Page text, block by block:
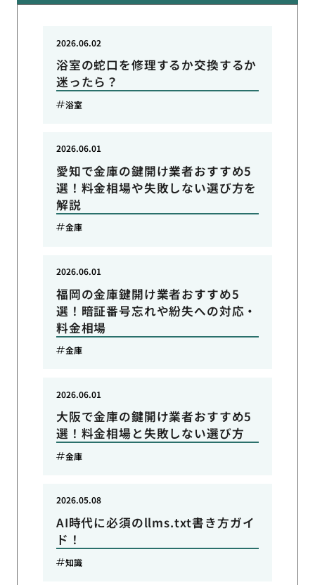
浴室の蛇口を修理するか交換するか
迷ったら？
2026.06.02
浴室
愛知で金庫の鍵開け業者おすすめ5
選！料金相場や失敗しない選び方を
解説
2026.06.01
金庫
福岡の金庫鍵開け業者おすすめ5
選！暗証番号忘れや紛失への対応・
料金相場
2026.06.01
金庫
大阪で金庫の鍵開け業者おすすめ5
選！料金相場と失敗しない選び方
2026.06.01
金庫
AI時代に必須のllms.txt書き方ガイ
ド！
2026.05.08
知識